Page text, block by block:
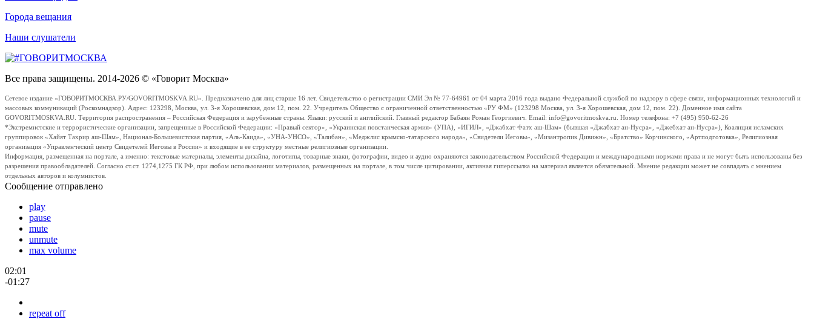
Города вещания
Наши слушатели
Все права защищены. 2014-2026 © «Говорит Москва»
Сетевое издание «ГОВОРИТМОСКВА.РУ/GOVORITMOSKVA.RU». Предназначено для лиц старше 16 лет. Свидетельство о регистрации СМИ Эл № 77-64961 от 04 марта 2016 года выдано Федеральной службой по надзору в сфере связи, информационных технологий и
массовых коммуникаций (Роскомнадзор). Адрес: 123298, Москва, ул. 3-я Хорошевская, дом 12, пом. 22. Учредитель Общество с ограниченной ответственностью «РУ ФМ» (123298 Москва, ул. 3-я Хорошевская, дом 12, пом. 22). Доменное имя сайта
GOVORITMOSKVA.RU. Территория распространения – Российская Федерация и зарубежные страны. Языки: русский и английский. Главный редактор Бабаян Роман Георгиевич. Email: info@govoritmoskva.ru. Номер телефона: +7 (495) 950-62-26
*Экстремистские и террористические организации, запрещенные в Российской Федерации: «Правый сектор», «Украинская повстанческая армия» (УПА), «ИГИЛ», «Джабхат Фатх аш-Шам» (бывшая «Джабхат ан-Нусра», «Джебхат ан-Нусра»), Коалиция исламских
группировок «Хайят Тахрир аш-Шам», Национал-Большевистская партия, «Аль-Каида», «УНА-УНСО», «Талибан», «Меджлис крымско-татарского народа», «Свидетели Иеговы», «Мизантропик Дивижн», «Братство» Корчинского, «Артподготовка», Религиозная
организация «Управленческий центр Свидетелей Иеговы в России» и входящие в ее структуру местные религиозные организации.
Информация, размещенная на портале, а именно: текстовые материалы, элементы дизайна, логотипы, товарные знаки, фотографии, видео и аудио охраняются законодательством Российской Федерации и международными нормами права и не могут быть использованы без
разрешения правообладателей. Согласно ст.ст. 1274,1275 ГК РФ, при любом использовании материалов, размещенных на портале, в том числе цитировании, активная гиперссылка на материал является обязательной. Мнение редакции может не совпадать с мнением
отдельных авторов и колумнистов.
Сообщение отправлено
play
pause
mute
unmute
max volume
02:01
-01:27
repeat off